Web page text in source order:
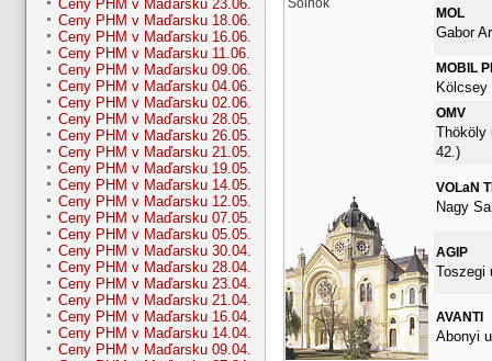
Ceny PHM v Maďarsku 23.06.
Ceny PHM v Maďarsku 18.06.
Ceny PHM v Maďarsku 16.06.
Ceny PHM v Maďarsku 11.06.
Ceny PHM v Maďarsku 09.06.
Ceny PHM v Maďarsku 04.06.
Ceny PHM v Maďarsku 02.06.
Ceny PHM v Maďarsku 28.05.
Ceny PHM v Maďarsku 26.05.
Ceny PHM v Maďarsku 21.05.
Ceny PHM v Maďarsku 19.05.
Ceny PHM v Maďarsku 14.05.
Ceny PHM v Maďarsku 12.05.
Ceny PHM v Maďarsku 07.05.
Ceny PHM v Maďarsku 05.05.
Ceny PHM v Maďarsku 30.04.
Ceny PHM v Maďarsku 28.04.
Ceny PHM v Maďarsku 23.04.
Ceny PHM v Maďarsku 21.04.
Ceny PHM v Maďarsku 16.04.
Ceny PHM v Maďarsku 14.04.
Ceny PHM v Maďarsku 09.04.
Solnok
MOL
Gabor
MOBIL
Kölcsey
OMV
Thököly
42.)
VOLaN
Nagy
AGIP
Toszegi
AVANTI
Abonyi